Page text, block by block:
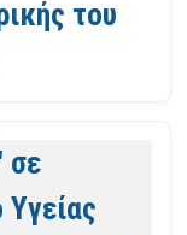
του
σε